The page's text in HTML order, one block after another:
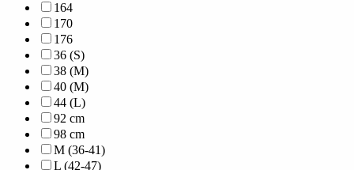
164
170
176
36 (S)
38 (M)
40 (M)
44 (L)
92 cm
98 cm
M (36-41)
L (42-47)